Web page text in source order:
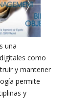
una
como
y mantener
permite
y